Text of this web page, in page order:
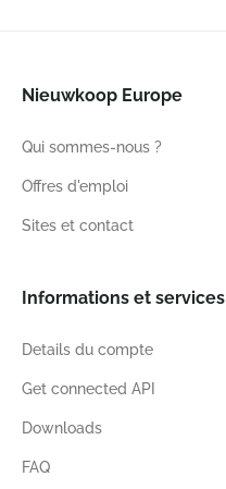
Nieuwkoop Europe
Qui sommes-nous ?
Offres d'emploi
Sites et contact
Informations et services
Details du compte
Get connected API
Downloads
FAQ